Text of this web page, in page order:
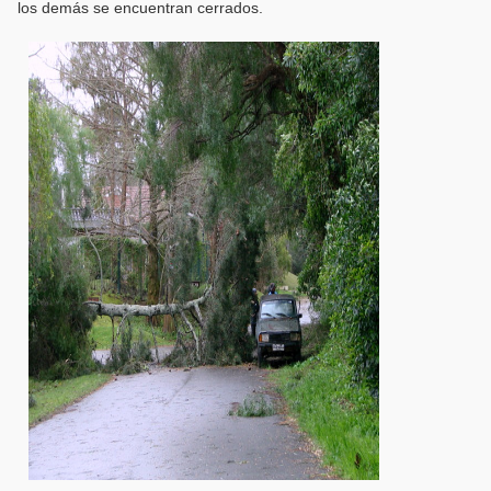
los demás se encuentran cerrados.